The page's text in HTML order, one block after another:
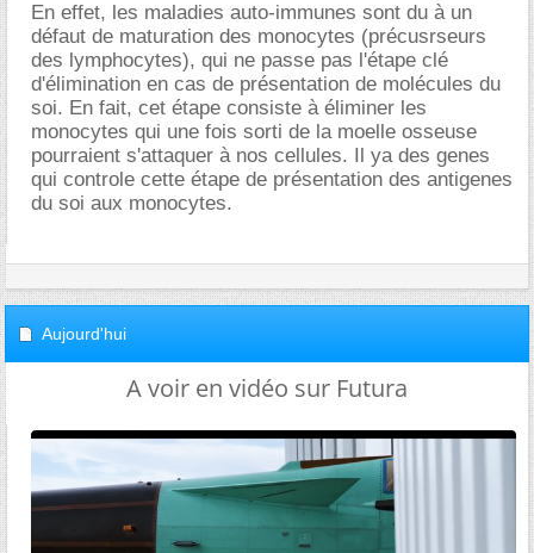
En effet, les maladies auto-immunes sont du à un
défaut de maturation des monocytes (précusrseurs
des lymphocytes), qui ne passe pas l'étape clé
d'élimination en cas de présentation de molécules du
soi. En fait, cet étape consiste à éliminer les
monocytes qui une fois sorti de la moelle osseuse
pourraient s'attaquer à nos cellules. Il ya des genes
qui controle cette étape de présentation des antigenes
du soi aux monocytes.
Aujourd'hui
A voir en vidéo sur Futura